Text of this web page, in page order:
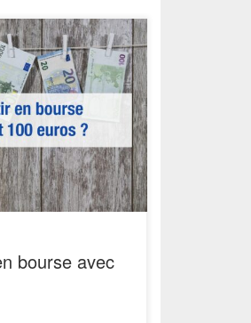
montant minimum pour
C’est même l’une des
posées par les
franchir le pas de
peut-on investir en
suspense, la réponse
bourse avec